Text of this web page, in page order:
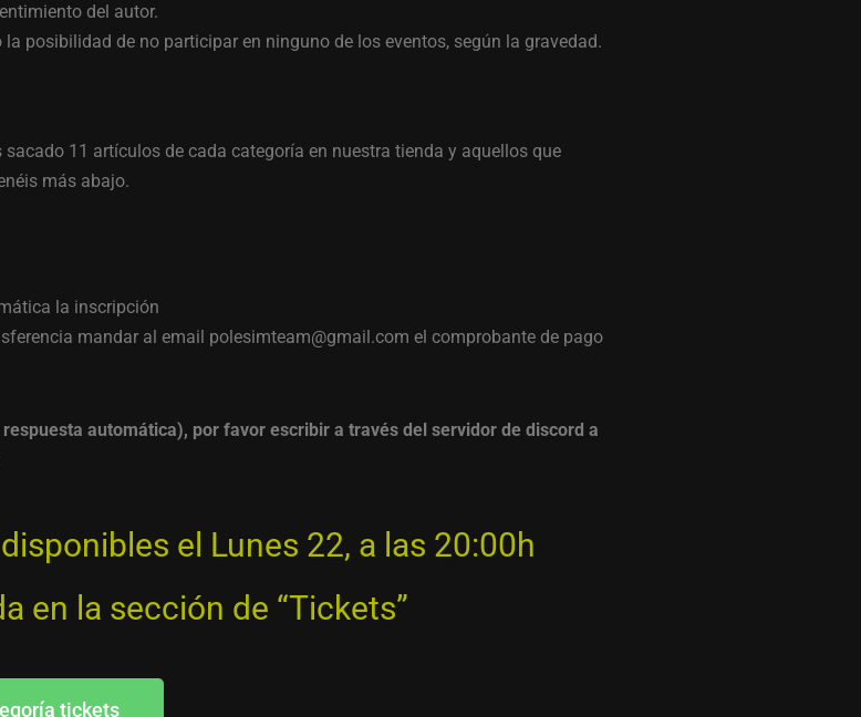
del autor.
posibilidad de no participar en ninguno de los eventos, según la gravedad.
11 artículos de cada categoría en nuestra tienda y aquellos que
más abajo.
la inscripción
mandar al email polesimteam@gmail.com el comprobante de pago
automática), por favor escribir a través del servidor de discord a
el Lunes 22, a las 20:00h
en la sección de “Tickets”
tickets